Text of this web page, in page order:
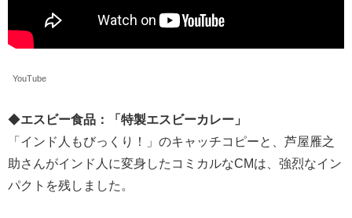
YouTube
◆エスビー食品：「特製エスビーカレー」
「インド人もびっくり！」のキャッチコピーと、芦屋雁之
助さんがインド人に変身したコミカルなCMは、強烈なイン
パクトを残しました。